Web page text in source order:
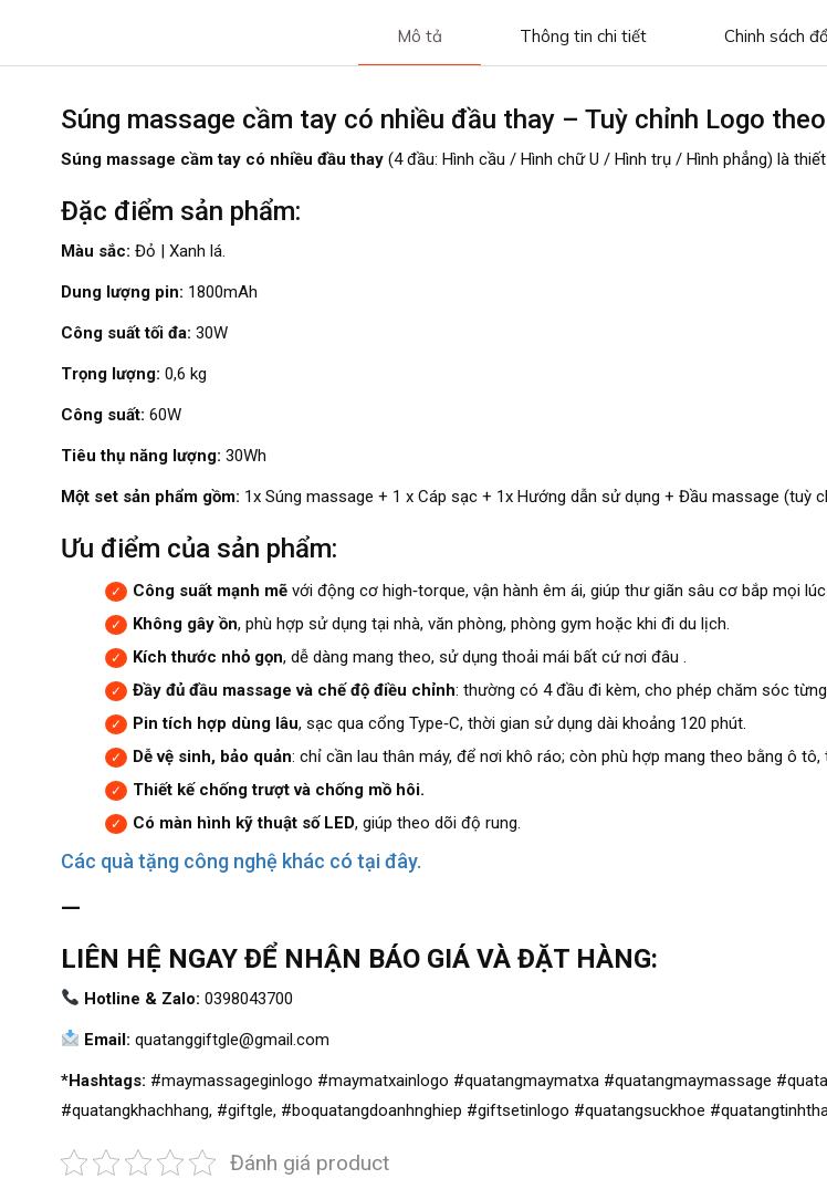
Mô tả Thông tin chi tiết Chinh sách
Súng massage cầm tay có nhiều đầu thay – Tuỳ chỉnh Logo
Súng massage cầm tay có nhiều đầu thay (4 đầu: Hình cầu / Hình chữ U / Hình trụ / Hình phẳng) là
Đặc điểm sản phẩm:
Màu sắc: Đỏ | Xanh lá.
Dung lượng pin: 1800mAh
Công suất tối đa: 30W
Trọng lượng: 0,6 kg
Công suất: 60W
Tiêu thụ năng lượng: 30Wh
Một set sản phẩm gồm: 1x Súng massage + 1 x Cáp sạc + 1x Hướng dẫn sử dụng + Đầu massage (tuỳ
Ưu điểm của sản phẩm:
Công suất mạnh mẽ với động cơ high‑torque, vận hành êm ái, giúp thư giãn sâu cơ bắp mọi
Không gây ồn, phù hợp sử dụng tại nhà, văn phòng, phòng gym hoặc khi đi du lịch.
Kích thước nhỏ gọn, dễ dàng mang theo, sử dụng thoải mái bất cứ nơi đâu .
Đầy đủ đầu massage và chế độ điều chỉnh: thường có 4 đầu đi kèm, cho phép chăm sóc
Pin tích hợp dùng lâu, sạc qua cổng Type‑C, thời gian sử dụng dài khoảng 120 phút.
Dễ vệ sinh, bảo quản: chỉ cần lau thân máy, để nơi khô ráo; còn phù hợp mang theo bằng ô tô,
Thiết kế chống trượt và chống mồ hôi.
Có màn hình kỹ thuật số LED, giúp theo dõi độ rung.
Các quà tặng công nghệ khác có tại đây.
—
LIÊN HỆ NGAY ĐỂ NHẬN BÁO GIÁ VÀ ĐẶT HÀNG:
Hotline & Zalo: 0398043700
Email: quatanggiftgle@gmail.com
*Hashtags: #maymassageginlogo #maymatxainlogo #quatangmaymatxa #quatangmaymassage
#quatangkhachhang, #giftgle, #boquatangdoanhnghiep #giftsetinlogo #quatangsuckhoe
Đánh giá product